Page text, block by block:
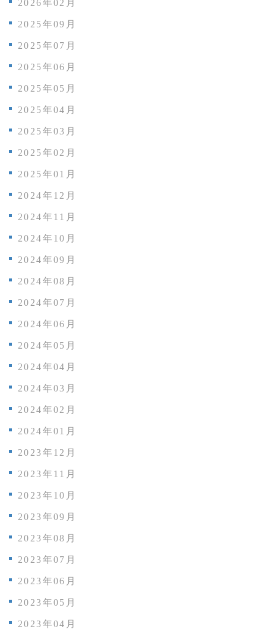
2026年02月
2025年09月
2025年07月
2025年06月
2025年05月
2025年04月
2025年03月
2025年02月
2025年01月
2024年12月
2024年11月
2024年10月
2024年09月
2024年08月
2024年07月
2024年06月
2024年05月
2024年04月
2024年03月
2024年02月
2024年01月
2023年12月
2023年11月
2023年10月
2023年09月
2023年08月
2023年07月
2023年06月
2023年05月
2023年04月